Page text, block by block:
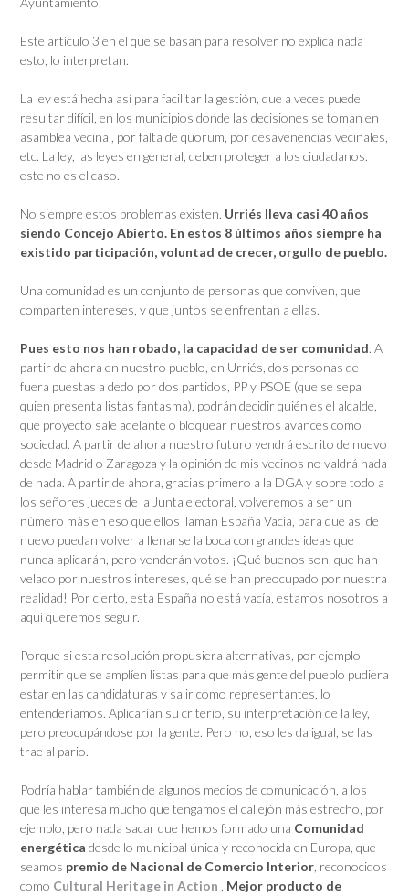
Este artículo 3 en el que se basan para resolver no explica nada
esto, lo interpretan.
La ley está hecha así para facilitar la gestión, que a veces puede
resultar difícil, en los municipios donde las decisiones se toman en
asamblea vecinal, por falta de quorum, por desavenencias vecinales,
etc. La ley, las leyes en general, deben proteger a los ciudadanos.
este no es el caso.
No siempre estos problemas existen. Urriés lleva casi 40 años
siendo Concejo Abierto. En estos 8 últimos años siempre ha
existido participación, voluntad de crecer, orgullo de pueblo.
Una comunidad es un conjunto de personas que conviven, que
comparten intereses, y que juntos se enfrentan a ellas.
Pues esto nos han robado, la capacidad de ser comunidad. A
partir de ahora en nuestro pueblo, en Urriés, dos personas de
fuera puestas a dedo por dos partidos, PP y PSOE (que se sepa
quien presenta listas fantasma), podrán decidir quién es el alcalde,
qué proyecto sale adelante o bloquear nuestros avances como
sociedad. A partir de ahora nuestro futuro vendrá escrito de nuevo
desde Madrid o Zaragoza y la opinión de mis vecinos no valdrá nada
de nada. A partir de ahora, gracias primero a la DGA y sobre todo a
los señores jueces de la Junta electoral, volveremos a ser un
número más en eso que ellos llaman España Vacía, para que así de
nuevo puedan volver a llenarse la boca con grandes ideas que
nunca aplicarán, pero venderán votos. ¡Qué buenos son, que han
velado por nuestros intereses, qué se han preocupado por nuestra
realidad! Por cierto, esta España no está vacía, estamos nosotros a
aquí queremos seguir.
Porque si esta resolución propusiera alternativas, por ejemplo
permitir que se amplíen listas para que más gente del pueblo pudiera
estar en las candidaturas y salir como representantes, lo
entenderíamos. Aplicarían su criterio, su interpretación de la ley,
pero preocupándose por la gente. Pero no, eso les da igual, se las
trae al pario.
Podría hablar también de algunos medios de comunicación, a los
que les interesa mucho que tengamos el callejón más estrecho, por
ejemplo, pero nada sacar que hemos formado una Comunidad
energética desde lo municipal única y reconocida en Europa, que
seamos premio de Nacional de Comercio Interior , reconocidos
como Cultural Heritage in Action
Mejor producto de